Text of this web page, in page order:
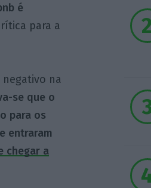
é
para a
na
se que o
para os
entraram
chegar a